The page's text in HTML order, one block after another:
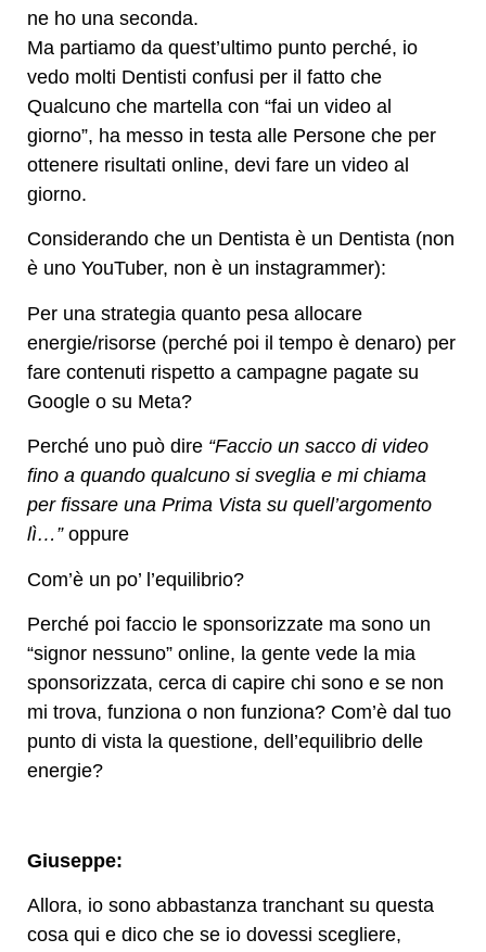
ne ho una seconda.
Ma partiamo da quest’ultimo punto perché, io
vedo molti Dentisti confusi per il fatto che
Qualcuno che martella con “fai un video al
giorno”, ha messo in testa alle Persone che per
ottenere risultati online, devi fare un video al
giorno.
Considerando che un Dentista è un Dentista (non
è uno YouTuber, non è un instagrammer):
Per una strategia quanto pesa allocare
energie/risorse (perché poi il tempo è denaro) per
fare contenuti rispetto a campagne pagate su
Google o su Meta?
Perché uno può dire “Faccio un sacco di video
fino a quando qualcuno si sveglia e mi chiama
per fissare una Prima Vista su quell’argomento
lì…”oppure
Com’è un po’ l’equilibrio?
Perché poi faccio le sponsorizzate ma sono un
“signor nessuno” online, la gente vede la mia
sponsorizzata, cerca di capire chi sono e se non
mi trova, funziona o non funziona? Com’è dal tuo
punto di vista la questione, dell’equilibrio delle
energie?
Giuseppe:
Allora, io sono abbastanza tranchant su questa
cosa qui e dico che se io dovessi scegliere,